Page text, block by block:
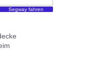
Segway fahren